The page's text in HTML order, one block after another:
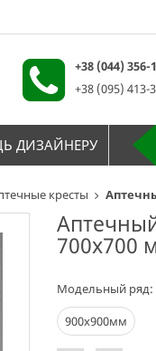
кресты
700х700
Модельный ряд:
900х900мм
+38 (044)
+38 (095)
ДИЗАЙНЕРУ